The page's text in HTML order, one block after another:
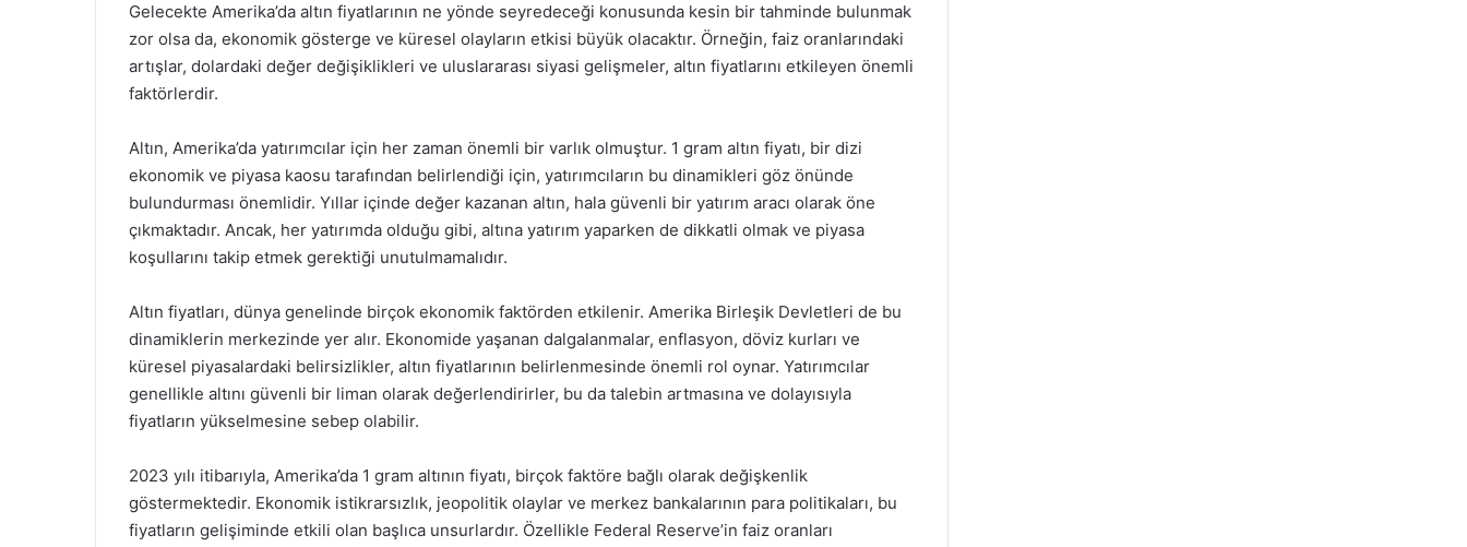
Gelecekte Amerika’da altın fiyatlarının ne yönde seyredeceği konusunda kesin bir tahminde bulunmak
zor olsa da, ekonomik gösterge ve küresel olayların etkisi büyük olacaktır. Örneğin, faiz oranlarındaki
artışlar, dolardaki değer değişiklikleri ve uluslararası siyasi gelişmeler, altın fiyatlarını etkileyen önemli
faktörlerdir.
Altın, Amerika’da yatırımcılar için her zaman önemli bir varlık olmuştur. 1 gram altın fiyatı, bir dizi
ekonomik ve piyasa kaosu tarafından belirlendiği için, yatırımcıların bu dinamikleri göz önünde
bulundurması önemlidir. Yıllar içinde değer kazanan altın, hala güvenli bir yatırım aracı olarak öne
çıkmaktadır. Ancak, her yatırımda olduğu gibi, altına yatırım yaparken de dikkatli olmak ve piyasa
koşullarını takip etmek gerektiği unutulmamalıdır.
Altın fiyatları, dünya genelinde birçok ekonomik faktörden etkilenir. Amerika Birleşik Devletleri de bu
dinamiklerin merkezinde yer alır. Ekonomide yaşanan dalgalanmalar, enflasyon, döviz kurları ve
küresel piyasalardaki belirsizlikler, altın fiyatlarının belirlenmesinde önemli rol oynar. Yatırımcılar
genellikle altını güvenli bir liman olarak değerlendirirler, bu da talebin artmasına ve dolayısıyla
fiyatların yükselmesine sebep olabilir.
2023 yılı itibarıyla, Amerika’da 1 gram altının fiyatı, birçok faktöre bağlı olarak değişkenlik
göstermektedir. Ekonomik istikrarsızlık, jeopolitik olaylar ve merkez bankalarının para politikaları, bu
fiyatların gelişiminde etkili olan başlıca unsurlardır. Özellikle Federal Reserve’in faiz oranları